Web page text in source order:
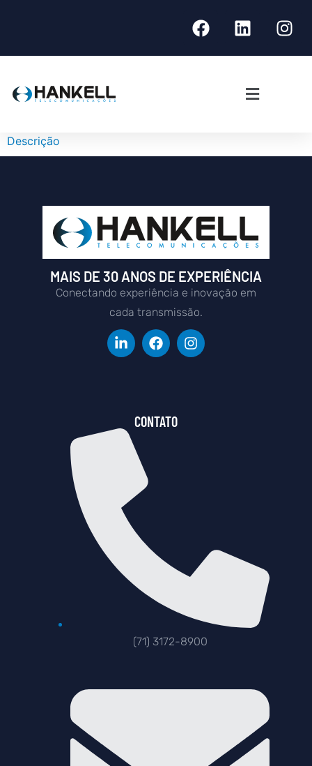
Descrição
MAIS DE 30 ANOS DE EXPERIÊNCIA
Conectando experiência e inovação em
cada transmissão.
CONTATO
(71) 3172-8900